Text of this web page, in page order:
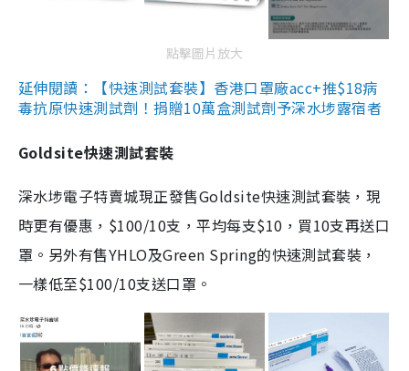
點擊圖片放大
延伸閱讀：【快速測試套裝】香港口罩廠acc+推$18病
毒抗原快速測試劑！捐贈10萬盒測試劑予深水埗露宿者
Goldsite快速測試套裝
深水埗電子特賣城現正發售Goldsite快速測試套裝，現
時更有優惠，$100/10支，平均每支$10，買10支再送口
罩。另外有售YHLO及Green Spring的快速測試套裝，
一樣低至$100/10支送口罩。